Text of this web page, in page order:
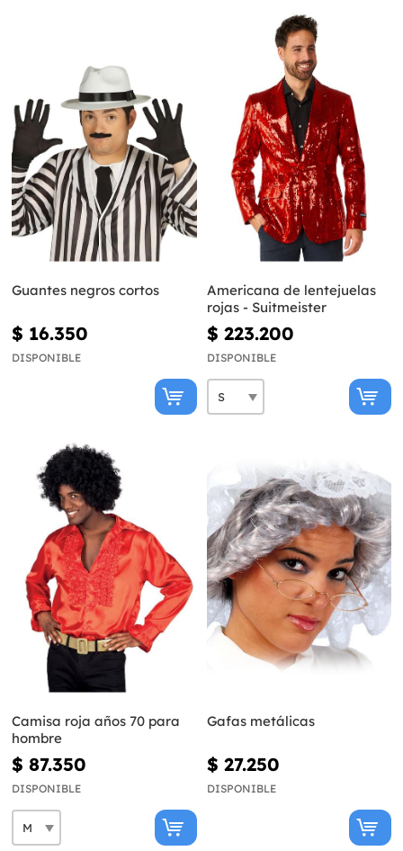
Guantes negros cortos
$ 16.350
DISPONIBLE
Americana de lentejuelas
rojas - Suitmeister
$ 223.200
DISPONIBLE
Camisa roja años 70 para
hombre
$ 87.350
DISPONIBLE
Gafas metálicas
$ 27.250
DISPONIBLE